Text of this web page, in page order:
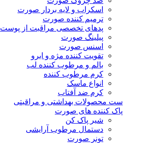
اسکراب و لایه بردار صورت
ترمیم کننده صورت
پدهای تخصصی مراقبت از پوست
پیلینگ صورت
اسنس صورت
تقویت کننده مژه و ابرو
بالم و مرطوب کننده لب
کرم مرطوب کننده
انواع ماسک
کرم ضد آفتاب
ست محصولات بهداشتی و مراقبتی
پاک کننده های صورت
شیر پاک کن
دستمال مرطوب آرایشی
تونر صورت